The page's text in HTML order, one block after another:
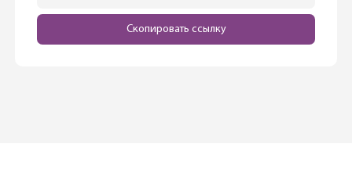
Скопировать ссылку